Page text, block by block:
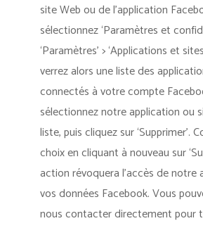
site Web ou de l’application
sélectionnez ‘Paramètres et
‘Paramètres’ > ‘Applications et
verrez alors une liste des
connectés à votre compte
sélectionnez notre application ou
liste, puis cliquez sur ‘Supprimer’.
choix en cliquant à nouveau sur
action révoquera l’accès de notre
vos données Facebook. Vous
nous contacter directement pour